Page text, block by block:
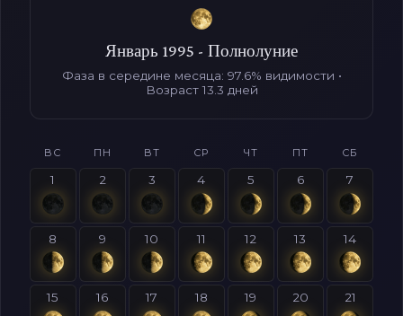
Январь 1995 - Полнолуние
Фаза в середине месяца: 97.6% видимости •
Возраст 13.3 дней
ВС ПН ВТ СР ЧТ ПТ СБ
1 2 3 4 5 6 7
8 9 10 11 12 13 14
15 16 17 18 19 20 21